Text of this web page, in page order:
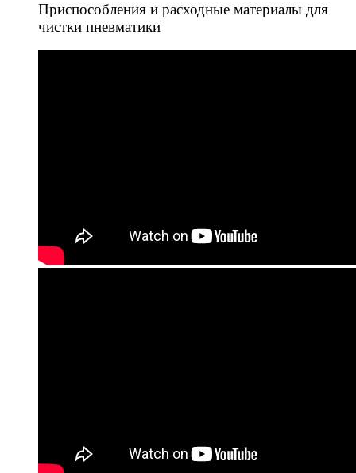
Приспособления и расходные материалы для
чистки пневматики